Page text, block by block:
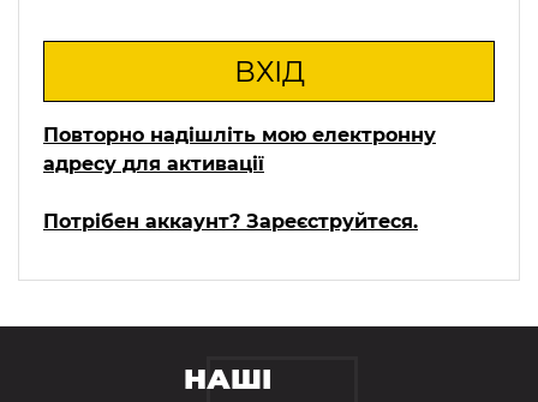
ВХІД
Повторно надішліть мою електронну
адресу для активації
Потрібен аккаунт? Зареєструйтеся.
НАШІ